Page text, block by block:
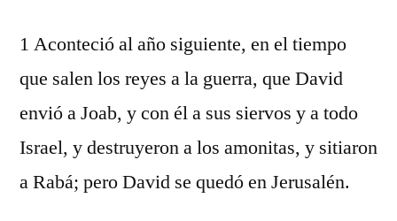
1 Aconteció al año siguiente, en el tiempo
que salen los reyes a la guerra, que David
envió a Joab, y con él a sus siervos y a todo
Israel, y destruyeron a los amonitas, y sitiaron
a Rabá; pero David se quedó en Jerusalén.